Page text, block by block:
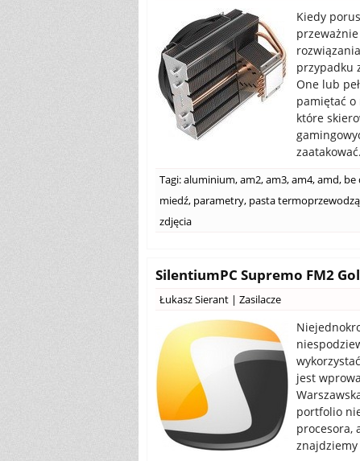
Kiedy
przypadku
One lub
pamiętać
które
Tagi:aluminium,am2,am3,am4,amd, be
miedź, parametry, pasta
zdjęcia
SilentiumPC Supremo FM2
Łukasz Sierant | Zasilacze
jest
portfolio
procesora,
znajdziemy